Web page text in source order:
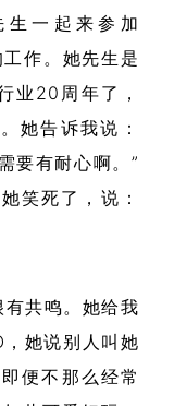
一起来参加
作。她先生是
业20周年了，
她告诉我说：
要有耐心啊。”
笑死了，说：
共鸣。她给我
她说别人叫她
便不那么经常